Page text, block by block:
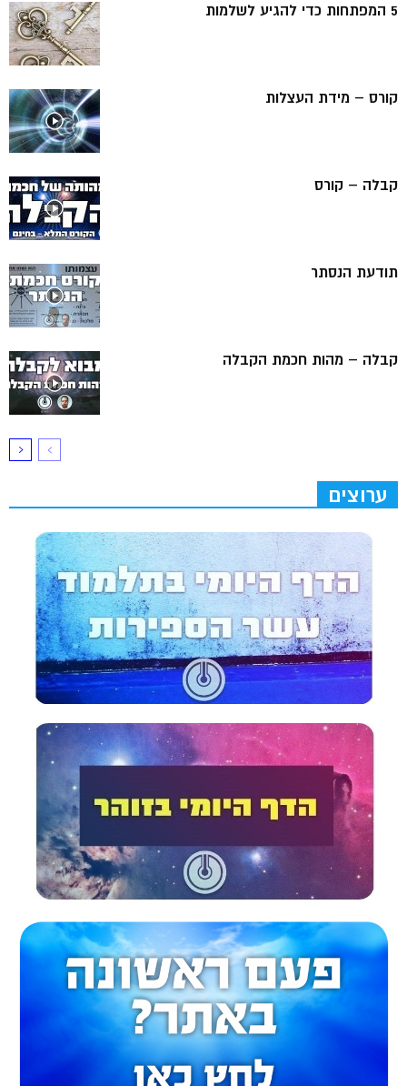
5 המפתחות כדי להגיע לשלמות
קורס – מידת העצלות
קבלה – קורס
תודעת הנסתר
קבלה – מהות חכמת הקבלה
ערוצים